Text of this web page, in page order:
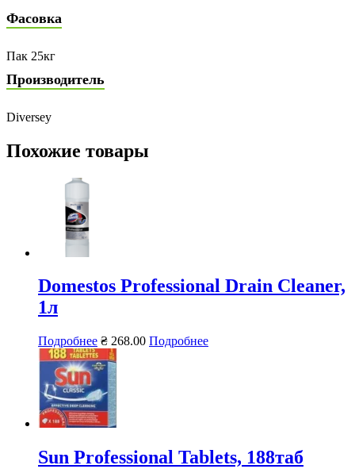
Фасовка
Пак 25кг
Производитель
Diversey
Похожие товары
Domestos Professional Drain Cleaner,
1л
Подробнее ₴ 268.00 Подробнее
Sun Professional Tablets, 188таб